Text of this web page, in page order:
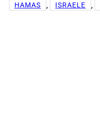
HAMAS , ISRAELE ,